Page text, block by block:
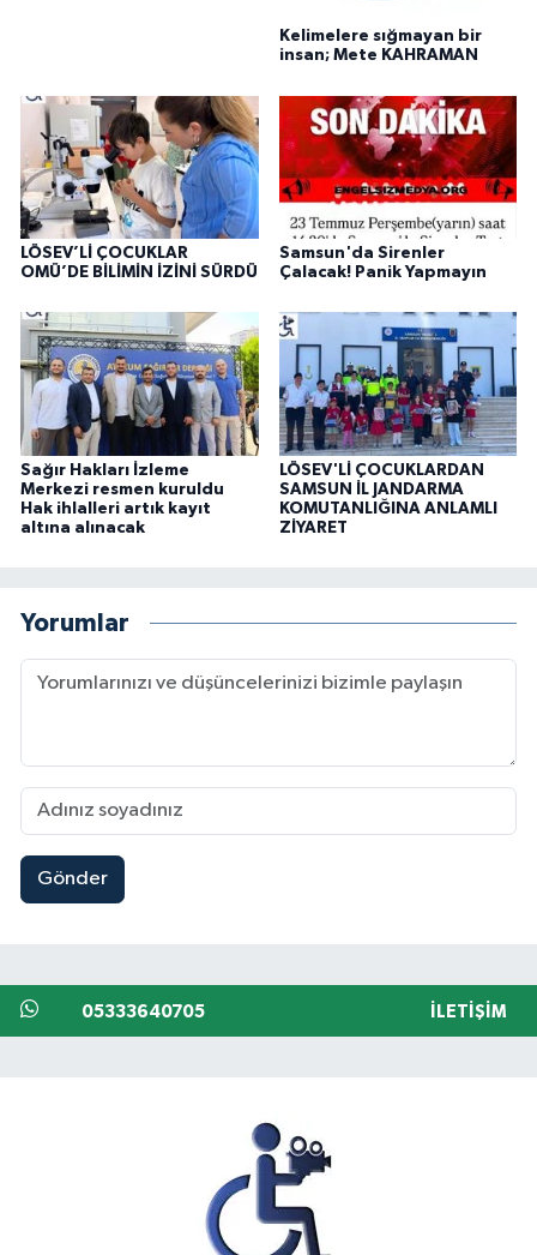
Kelimelere sığmayan bir
insan; Mete KAHRAMAN
LÖSEV’Lİ ÇOCUKLAR
OMÜ’DE BİLİMİN İZİNİ SÜRDÜ
Samsun'da Sirenler
Çalacak! Panik Yapmayın
Sağır Hakları İzleme
Merkezi resmen kuruldu
Hak ihlalleri artık kayıt
altına alınacak
LÖSEV'Lİ ÇOCUKLARDAN
SAMSUN İL JANDARMA
KOMUTANLIĞINA ANLAMLI
ZİYARET
Yorumlar
Gönder
05333640705 İLETIŞIM